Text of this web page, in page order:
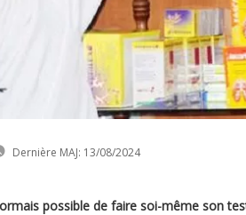
Dernière MAJ: 13/08/2024
possible de faire soi-même son